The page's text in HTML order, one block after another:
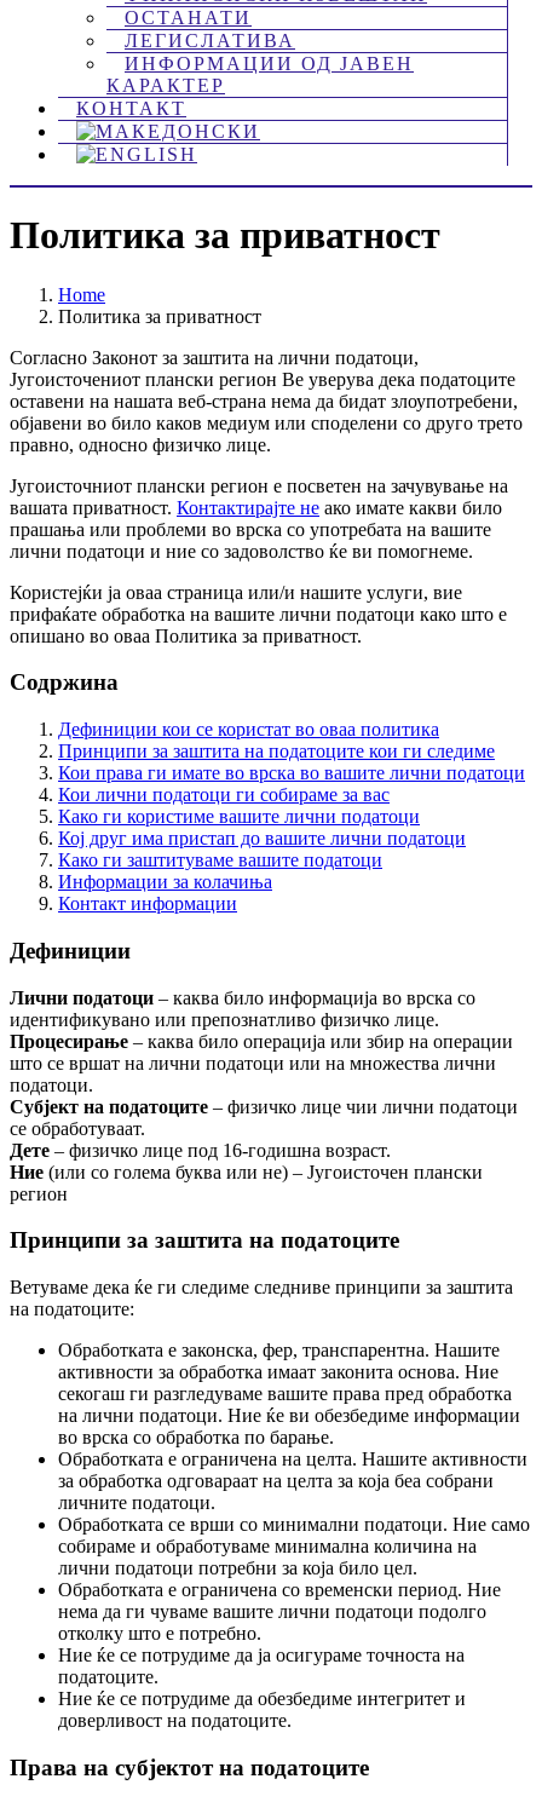
ОСТАНАТИ
ЛЕГИСЛАТИВА
ИНФОРМАЦИИ ОД ЈАВЕН
КАРАКТЕР
КОНТАКТ
Политика за приватност
Home
Политика за приватност
Согласно Законот за заштита на лични податоци,
Југоисточениот плански регион Ве уверува дека податоците
оставени на нашата веб-страна нема да бидат злоупотребени,
објавени во било каков медиум или споделени со друго трето
правно, односно физичко лице.
Југоисточниот плански регион е посветен на зачувување на
вашата приватност. Контактирајте не ако имате какви било
прашања или проблеми во врска со употребата на вашите
лични податоци и ние со задоволство ќе ви помогнеме.
Користејќи ја оваа страница или/и нашите услуги, вие
прифаќате обработка на вашите лични податоци како што е
опишано во оваа Политика за приватност.
Содржина
Дефиниции кои се користат во оваа политика
Принципи за заштита на податоците кои ги следиме
Кои права ги имате во врска во вашите лични податоци
Кои лични податоци ги собираме за вас
Како ги користиме вашите лични податоци
Кој друг има пристап до вашите лични податоци
Како ги заштитуваме вашите податоци
Информации за колачиња
Контакт информации
Дефиниции
Лични податоци – каква било информација во врска со
идентификувано или препознатливо физичко лице.
Процесирање – каква било операција или збир на операции
што се вршат на лични податоци или на множества лични
податоци.
Субјект на податоците – физичко лице чии лични податоци
се обработуваат.
Дете – физичко лице под 16-годишна возраст.
Ние (или со голема буква или не) – Југоисточен плански
регион
Принципи за заштита на податоците
Ветуваме дека ќе ги следиме следниве принципи за заштита
на податоците:
Обработката е законска, фер, транспарентна. Нашите
активности за обработка имаат законита основа. Ние
секогаш ги разгледуваме вашите права пред обработка
на лични податоци. Ние ќе ви обезбедиме информации
во врска со обработка по барање.
Обработката е ограничена на целта. Нашите активности
за обработка одговараат на целта за која беа собрани
личните податоци.
Обработката се врши со минимални податоци. Ние само
собираме и обработуваме минимална количина на
лични податоци потребни за која било цел.
Обработката е ограничена со временски период. Ние
нема да ги чуваме вашите лични податоци подолго
отколку што е потребно.
Ние ќе се потрудиме да ја осигураме точноста на
податоците.
Ние ќе се потрудиме да обезбедиме интегритет и
доверливост на податоците.
Права на субјектот на податоците